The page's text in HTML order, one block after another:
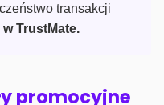
transakcji
w TrustMate.
promocyjne